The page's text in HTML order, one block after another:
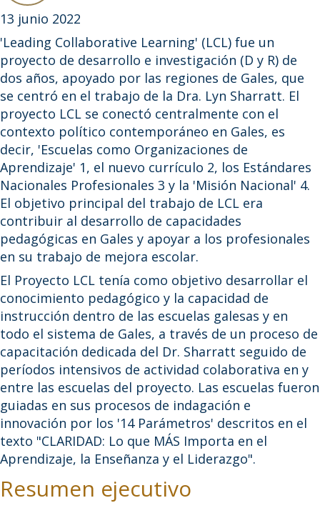
13 junio 2022
'Leading Collaborative Learning' (LCL) fue un
proyecto de desarrollo e investigación (D y R) de
dos años, apoyado por las regiones de Gales, que
se centró en el trabajo de la Dra. Lyn Sharratt. El
proyecto LCL se conectó centralmente con el
contexto político contemporáneo en Gales, es
decir, 'Escuelas como Organizaciones de
Aprendizaje' 1, el nuevo currículo 2, los Estándares
Nacionales Profesionales 3 y la 'Misión Nacional' 4.
El objetivo principal del trabajo de LCL era
contribuir al desarrollo de capacidades
pedagógicas en Gales y apoyar a los profesionales
en su trabajo de mejora escolar.
El Proyecto LCL tenía como objetivo desarrollar el
conocimiento pedagógico y la capacidad de
instrucción dentro de las escuelas galesas y en
todo el sistema de Gales, a través de un proceso de
capacitación dedicada del Dr. Sharratt seguido de
períodos intensivos de actividad colaborativa en y
entre las escuelas del proyecto. Las escuelas fueron
guiadas en sus procesos de indagación e
innovación por los '14 Parámetros' descritos en el
texto "CLARIDAD: Lo que MÁS Importa en el
Aprendizaje, la Enseñanza y el Liderazgo".
Resumen ejecutivo